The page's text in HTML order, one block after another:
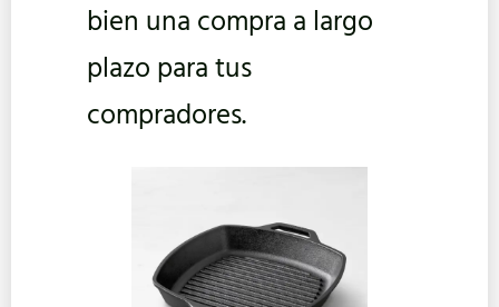
bien una compra a largo
plazo para tus
compradores.